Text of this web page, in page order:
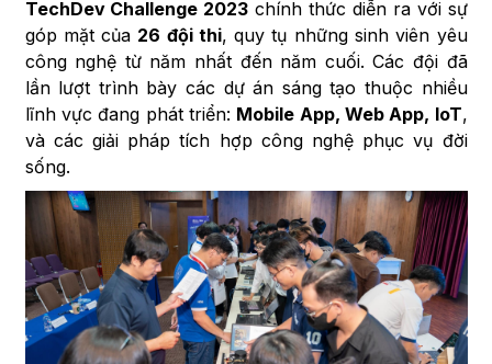
TechDev Challenge 2023 chính thức diễn ra với sự
góp mặt của 26 đội thi, quy tụ những sinh viên yêu
công nghệ từ năm nhất đến năm cuối. Các đội đã
lần lượt trình bày các dự án sáng tạo thuộc nhiều
lĩnh vực đang phát triển: Mobile App, Web App, IoT,
và các giải pháp tích hợp công nghệ phục vụ đời
sống.